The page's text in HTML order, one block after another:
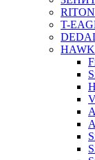
RITON
T-